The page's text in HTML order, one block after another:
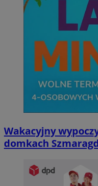
Wakacyjny
domkach